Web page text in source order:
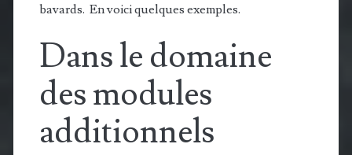
bavards. En voici quelques exemples.
Dans le domaine
des modules
additionnels